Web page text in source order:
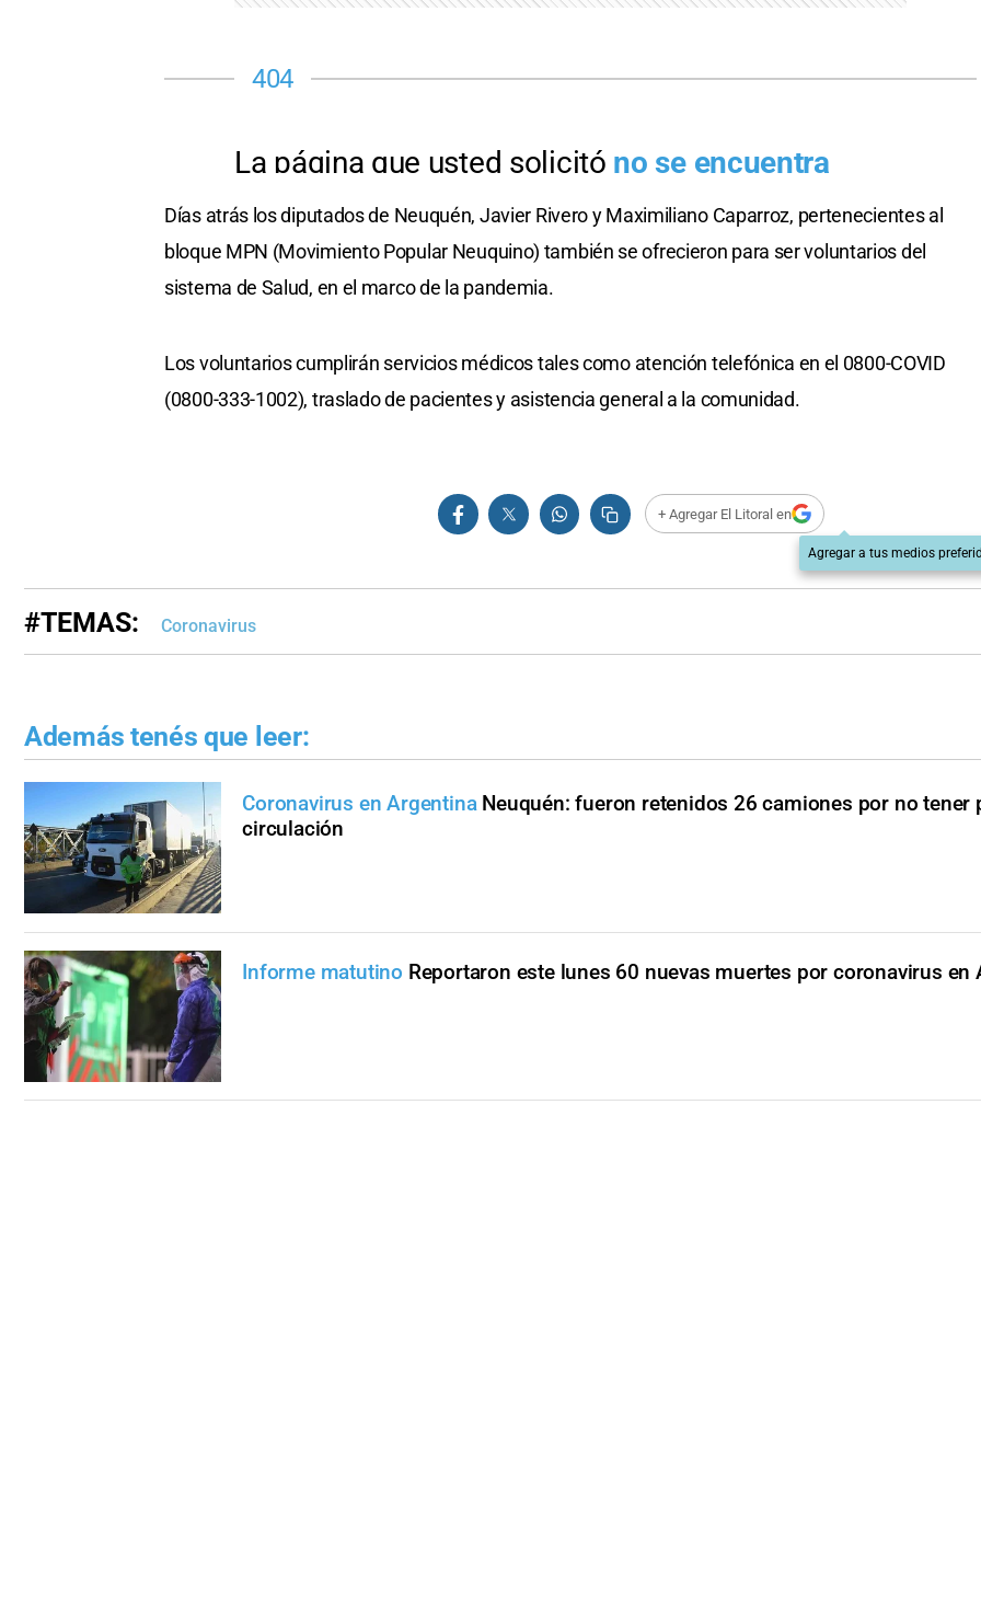
Días atrás los diputados de Neuquén, Javier Rivero y Maximiliano Caparroz, pertenecientes al
bloque MPN (Movimiento Popular Neuquino) también se ofrecieron para ser voluntarios del
sistema de Salud, en el marco de la pandemia.
Los voluntarios cumplirán servicios médicos tales como atención telefónica en el 0800-COVID
(0800-333-1002), traslado de pacientes y asistencia general a la comunidad.
+ Agregar El Litoral en
Agregar a tus medios
#TEMAS: Coronavirus
Además tenés que leer:
Coronavirus en Argentina Neuquén: fueron retenidos 26 camiones por no tener
circulación
Informe matutino Reportaron este lunes 60 nuevas muertes por coronavirus en